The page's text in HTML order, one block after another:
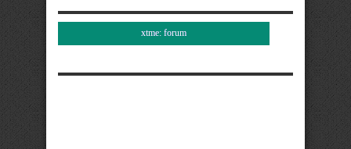
xtme: forum